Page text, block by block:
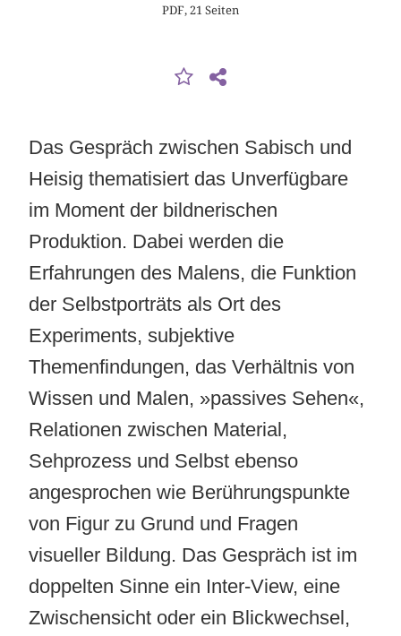
PDF, 21 Seiten
Das Gespräch zwischen Sabisch und
Heisig thematisiert das Unverfügbare
im Moment der bildnerischen
Produktion. Dabei werden die
Erfahrungen des Malens, die Funktion
der Selbstporträts als Ort des
Experiments, subjektive
Themenfindungen, das Verhältnis von
Wissen und Malen, »passives Sehen«,
Relationen zwischen Material,
Sehprozess und Selbst ebenso
angesprochen wie Berührungspunkte
von Figur zu Grund und Fragen
visueller Bildung. Das Gespräch ist im
doppelten Sinne ein Inter-View, eine
Zwischensicht oder ein Blickwechsel,